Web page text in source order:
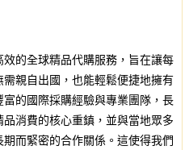
的全球精品代購服務，旨在讓每
親自出國，也能輕鬆便捷地擁有
的國際採購經驗與專業團隊，長
消費的核心重鎮，並與當地眾多
而緊密的合作關係。這使得我們